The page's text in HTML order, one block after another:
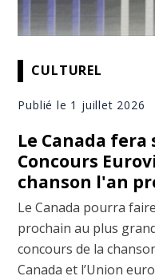
CULTUREL
Publié le 1 juillet 2026
Le Canada fera
Concours
chanson l'an
Le Canada pourra
prochain au plus
concours de la
Canada et l’Union